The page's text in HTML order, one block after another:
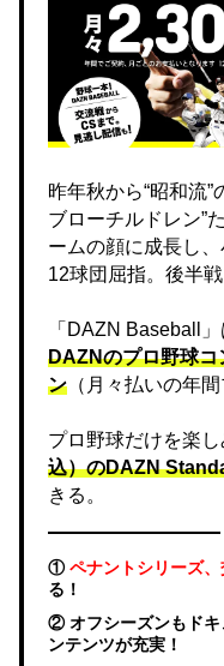
昨年秋から“昭和流
ブローチルドレン”
ームの顔に成長し
12球団屈指。後半
「DAZN Baseball」
DAZNのプロ野球コ
ン （月々払いの年
プロ野球だけを楽し
込）のDAZN
きる。
①ペナントシリーズ
る！
② オフシーズンもドキ
ンテンツが充実！